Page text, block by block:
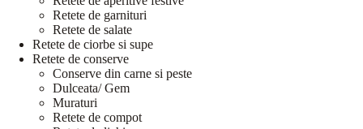
Retete de garnituri
Retete de salate
Retete de ciorbe si supe
Retete de conserve
Conserve din carne si peste
Dulceata/ Gem
Muraturi
Retete de compot